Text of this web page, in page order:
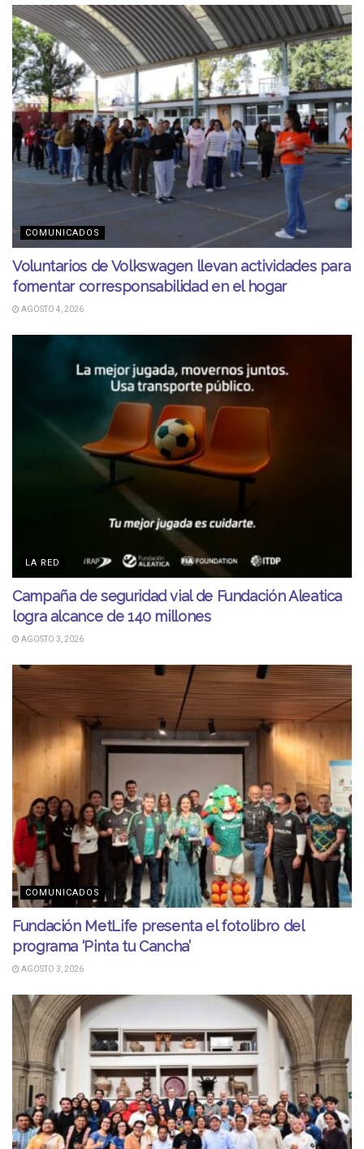
COMUNICADOS
Voluntarios de Volkswagen llevan actividades para
fomentar corresponsabilidad en el hogar
AGOSTO 4, 2026
LA RED
Campaña de seguridad vial de Fundación Aleatica
logra alcance de 140 millones
AGOSTO 3, 2026
COMUNICADOS
Fundación MetLife presenta el fotolibro del
programa ‘Pinta tu Cancha’
AGOSTO 3, 2026